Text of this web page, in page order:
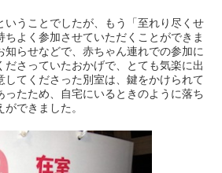
いうことでしたが、もう「至れり尽くせ
ちよく参加させていただくことができま
知らせなどで、赤ちゃん連れでの参加に
ださっていたおかげで、とても気楽に出
してくださった別室は、鍵をかけられて
ったため、自宅にいるときのように落ち
できました。